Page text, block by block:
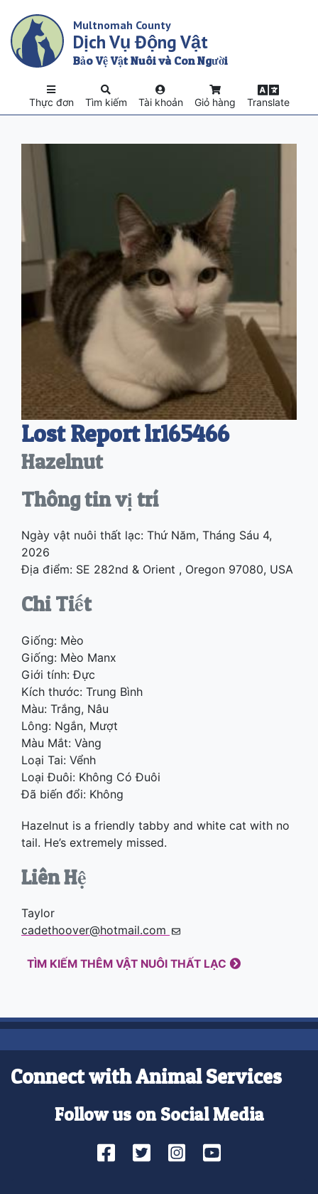
main
content
Multnomah County
Dịch Vụ Động Vật
Bảo Vệ Vật Nuôi và Con Người
Tìm kiếm Tài khoản Giỏ hàng Translate
Thực đơn
Lost Report lr165466
Hazelnut
Thông tin vị trí
Ngày vật nuôi thất lạc: Thứ Năm, Tháng Sáu 4,
2026
Địa điểm: SE 282nd & Orient , Oregon 97080, USA
Chi Tiết
Giống: Mèo
Giống: Mèo Manx
Giới tính: Đực
Kích thước: Trung Bình
Màu: Trắng, Nâu
Lông: Ngắn, Mượt
Màu Mắt: Vàng
Loại Tai: Vểnh
Loại Đuôi: Không Có Đuôi
Đã biến đổi: Không
Hazelnut is a friendly tabby and white cat with no
tail. He’s extremely missed.
Liên Hệ
Taylor
cadethoover@hotmail.com
TÌM KIẾM THÊM VẬT NUÔI THẤT LẠC
Connect with Animal Services
Follow us on Social Media
Facebook
TwitterInstagram
YouTube